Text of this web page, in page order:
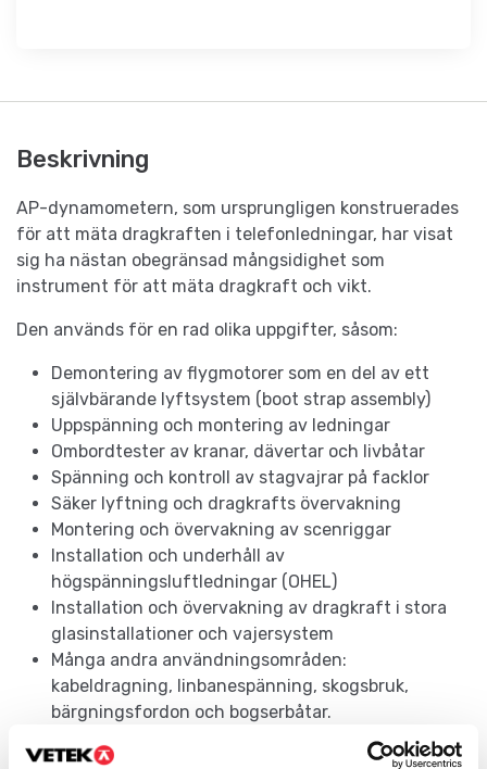
Beskrivning
AP-dynamometern, som ursprungligen konstruerades
för att mäta dragkraften i telefonledningar, har visat
sig ha nästan obegränsad mångsidighet som
instrument för att mäta dragkraft och vikt.
Den används för en rad olika uppgifter, såsom:
Demontering av flygmotorer som en del av ett
självbärande lyftsystem (boot strap assembly)
Uppspänning och montering av ledningar
Ombordtester av kranar, dävertar och livbåtar
Spänning och kontroll av stagvajrar på facklor
Säker lyftning och dragkrafts övervakning
Montering och övervakning av scenriggar
Installation och underhåll av
högspänningsluftledningar (OHEL)
Installation och övervakning av dragkraft i stora
glasinstallationer och vajersystem
Många andra användningsområden:
kabeldragning, linbanespänning, skogsbruk,
bärgningsfordon och bogserbåtar.